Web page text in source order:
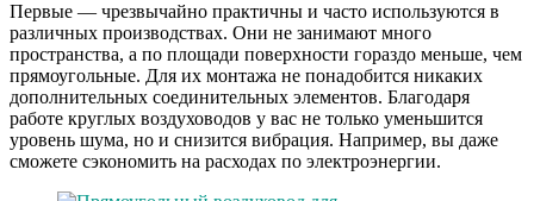
Первые — чрезвычайно практичны и часто используются в
различных производствах. Они не занимают много
пространства, а по площади поверхности гораздо меньше, чем
прямоугольные. Для их монтажа не понадобится никаких
дополнительных соединительных элементов. Благодаря
работе круглых воздуховодов у вас не только уменьшится
уровень шума, но и снизится вибрация. Например, вы даже
сможете сэкономить на расходах по электроэнергии.